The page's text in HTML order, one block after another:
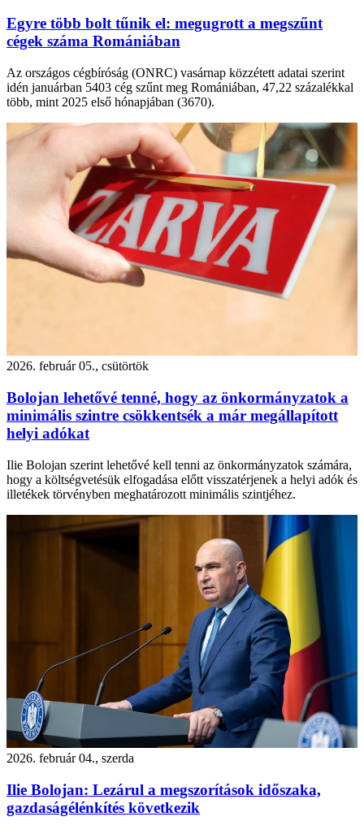
Egyre több bolt tűnik el: megugrott a megszűnt
cégek száma Romániában
Az országos cégbíróság (ONRC) vasárnap közzétett adatai szerint
idén januárban 5403 cég szűnt meg Romániában, 47,22 százalékkal
több, mint 2025 első hónapjában (3670).
2026. február 05., csütörtök
Bolojan lehetővé tenné, hogy az önkormányzatok a
minimális szintre csökkentsék a már megállapított
helyi adókat
Ilie Bolojan szerint lehetővé kell tenni az önkormányzatok számára,
hogy a költségvetésük elfogadása előtt visszatérjenek a helyi adók és
illetékek törvényben meghatározott minimális szintjéhez.
2026. február 04., szerda
Ilie Bolojan: Lezárul a megszorítások időszaka,
gazdaságélénkítés következik